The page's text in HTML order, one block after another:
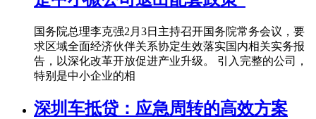
国务院总理李克强2月3日主持召开国务院常务会议，要
求区域全面经济伙伴关系协定生效落实国内相关实务报
告，以深化改革开放促进产业升级。 引入完整的公司，
特别是中小企业的相
深圳车抵贷：应急周转的高效方案